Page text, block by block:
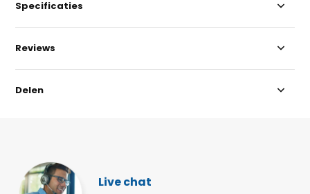
Specificaties
Reviews
Delen
Live chat